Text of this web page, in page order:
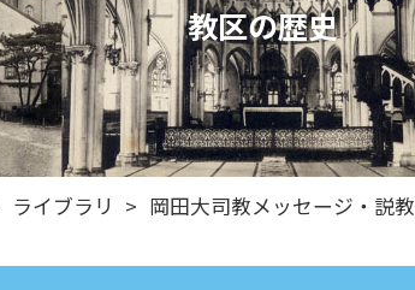
教区の歴史
ライブラリ > 岡田大司教メッセージ・説教